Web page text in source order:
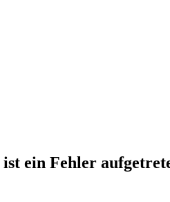
ein Fehler